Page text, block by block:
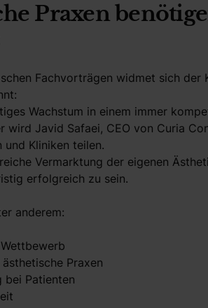
Praxen
Fachvorträgen widmet sich der
Wachstum in einem immer
wird Javid Safaei, CEO von Curia
und Kliniken teilen.
Vermarktung der eigenen
erfolgreich zu sein.
anderem:
Praxen
bei Patienten